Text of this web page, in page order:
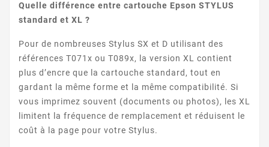
STYLUS OFFICE BX600FW
Quelle différence entre cartouche Epson STYLUS
standard et XL ?
Pour de nombreuses Stylus SX et D utilisant des
références T071x ou T089x, la version XL contient
plus d’encre que la cartouche standard, tout en
gardant la même forme et la même compatibilité. Si
vous imprimez souvent (documents ou photos), les XL
limitent la fréquence de remplacement et réduisent le
coût à la page pour votre Stylus.